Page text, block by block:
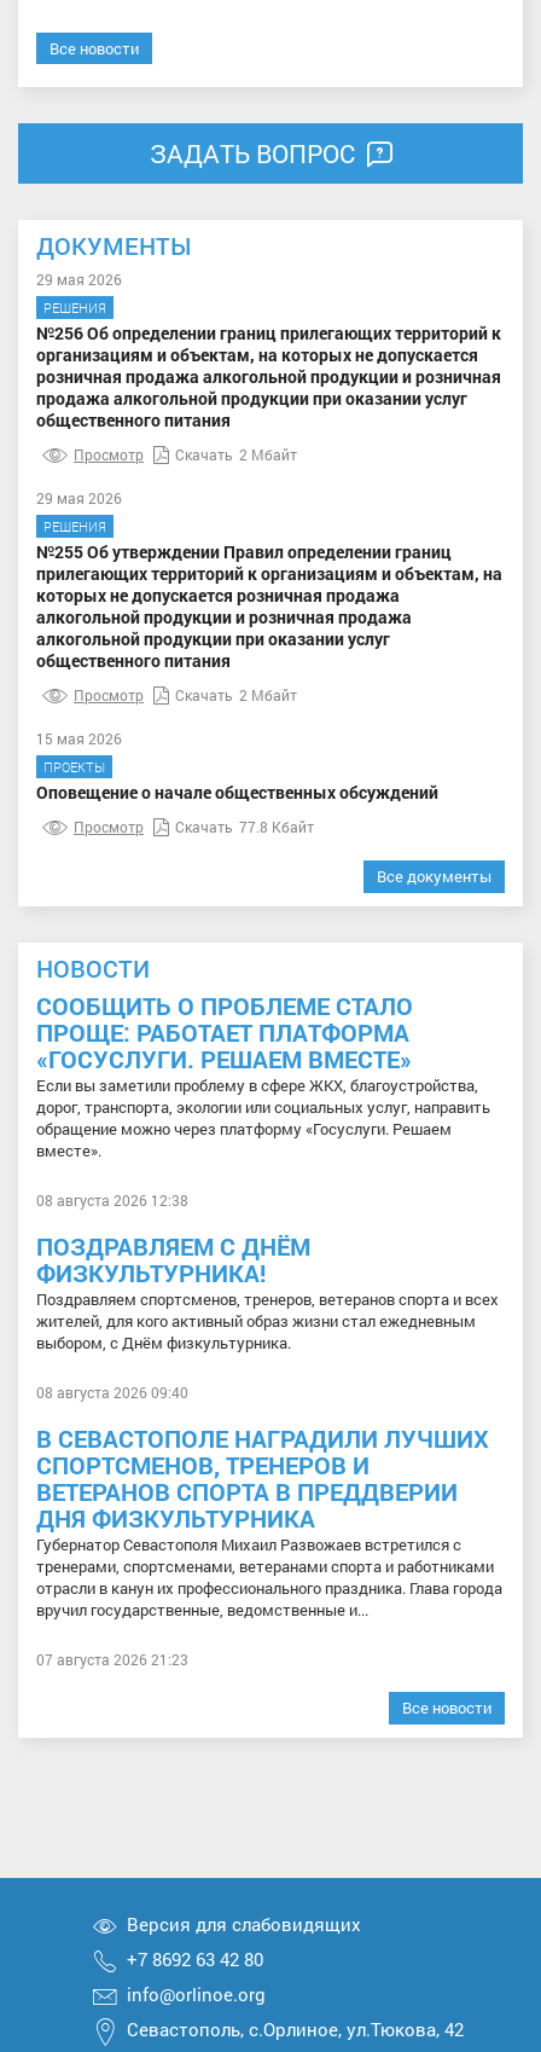
Все новости
ЗАДАТЬ ВОПРОС
ДОКУМЕНТЫ
29 мая 2026
РЕШЕНИЯ
№256 Об определении границ прилегающих территорий к
организациям и объектам, на которых не допускается
розничная продажа алкогольной продукции и розничная
продажа алкогольной продукции при оказании услуг
общественного питания
Просмотр Скачать 2 Мбайт
29 мая 2026
РЕШЕНИЯ
№255 Об утверждении Правил определении границ
прилегающих территорий к организациям и объектам, на
которых не допускается розничная продажа
алкогольной продукции и розничная продажа
алкогольной продукции при оказании услуг
общественного питания
Просмотр Скачать 2 Мбайт
15 мая 2026
ПРОЕКТЫ
Оповещение о начале общественных обсуждений
Просмотр Скачать 77.8 Кбайт
Все документы
НОВОСТИ
СООБЩИТЬ О ПРОБЛЕМЕ СТАЛО
ПРОЩЕ: РАБОТАЕТ ПЛАТФОРМА
«ГОСУСЛУГИ. РЕШАЕМ ВМЕСТЕ»
Если вы заметили проблему в сфере ЖКХ, благоустройства,
дорог, транспорта, экологии или социальных услуг, направить
обращение можно через платформу «Госуслуги. Решаем
вместе».
08 августа 2026 12:38
ПОЗДРАВЛЯЕМ С ДНЁМ
ФИЗКУЛЬТУРНИКА!
Поздравляем спортсменов, тренеров, ветеранов спорта и всех
жителей, для кого активный образ жизни стал ежедневным
выбором, с Днём физкультурника.
08 августа 2026 09:40
В СЕВАСТОПОЛЕ НАГРАДИЛИ ЛУЧШИХ
СПОРТСМЕНОВ, ТРЕНЕРОВ И
ВЕТЕРАНОВ СПОРТА В ПРЕДДВЕРИИ
ДНЯ ФИЗКУЛЬТУРНИКА
Губернатор Севастополя Михаил Развожаев встретился с
тренерами, спортсменами, ветеранами спорта и работниками
отрасли в канун их профессионального праздника. Глава города
вручил государственные, ведомственные и...
07 августа 2026 21:23
Все новости
Версия для слабовидящих
+7 8692 63 42 80
info@orlinoe.org
Севастополь, с.Орлиное, ул.Тюкова, 42